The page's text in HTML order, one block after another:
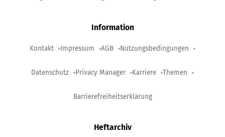
Information
Kontakt Impressum AGB Nutzungsbedingungen
Datenschutz Privacy Manager Karriere Themen
Barrierefreiheitserklärung
Heftarchiv